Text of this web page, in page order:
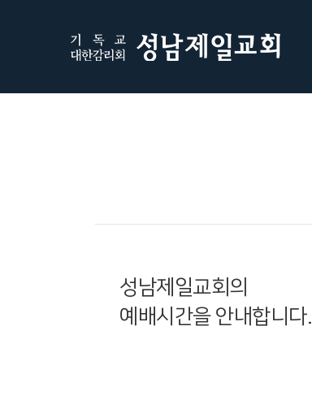
성남제일교회의
예배시간을 안내합니다.